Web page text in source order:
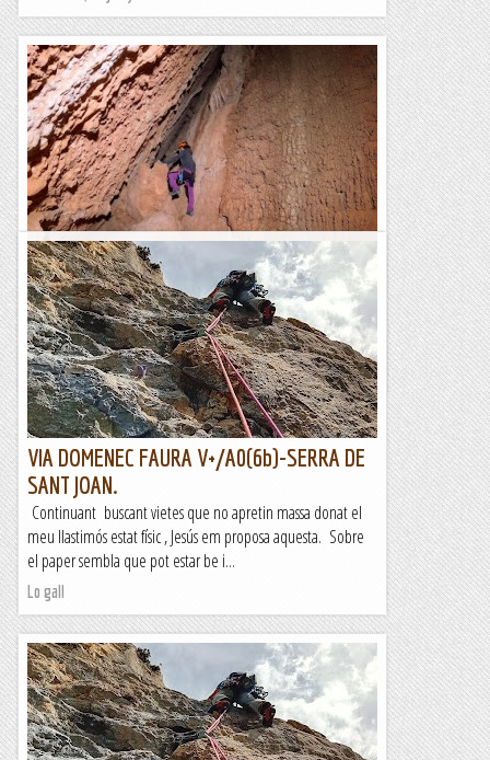
Escletxa del Moro o Cova de Sant Jeroni
L'Escletxa del Moro és un indret singular de Montserat. Es
tracta d'una cavitat dintre d'una gran fisura entre roques, al
peu de la Paret de l'Aeri. Tot i que...
Blog de muntanya
VIA DOMENEC FAURA V+/A0(6b)-SERRA DE
SANT JOAN.
Continuant buscant vietes que no apretin massa donat el
meu llastimós estat físic , Jesús em proposa aquesta. Sobre
el paper sembla que pot estar be i...
Lo gall